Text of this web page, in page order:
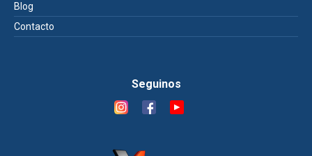
Blog
Contacto
Seguinos